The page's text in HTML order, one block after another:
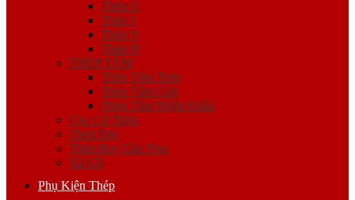
Thép U
Thép I
Thép V
Thép H
THÉP TẤM
Thép Tấm Trơn
Thép Tấm Gân
Thép Tấm Nhập Khẩu
Cọc Cừ Thép
Thép Đặc
Thép Ray Cầu Trục
Xà Gồ
Phụ Kiện Thép